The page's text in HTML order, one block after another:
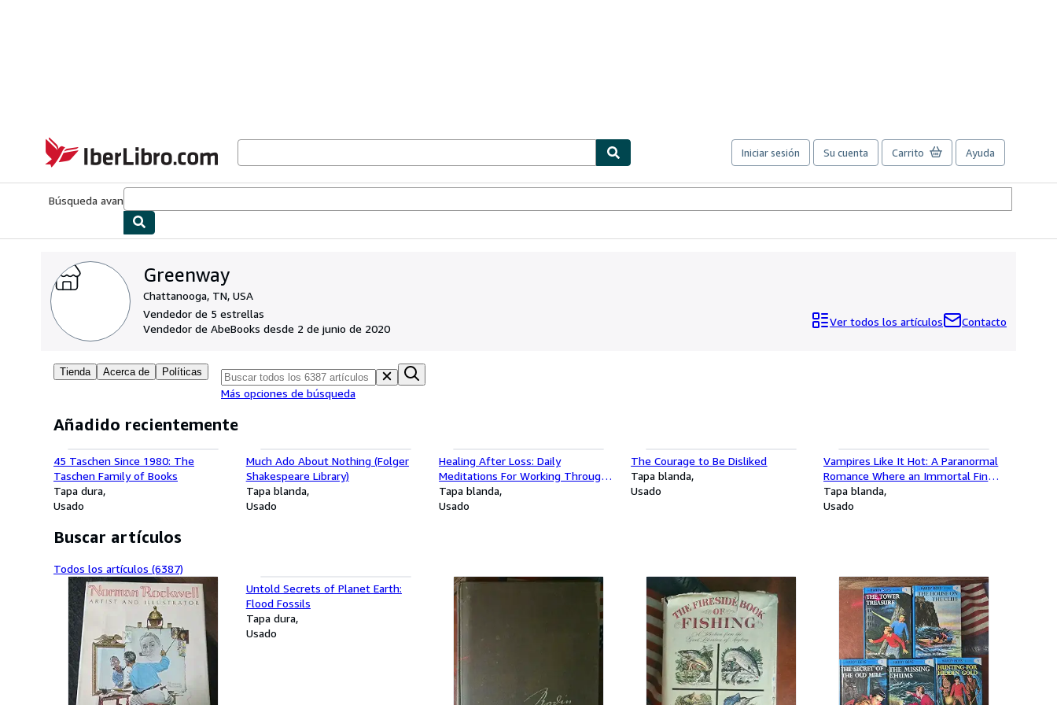
IberLibro.com
Iniciar sesión Su cuenta Carrito Ayuda
Búsqueda avanzada
Greenway
Chattanooga, TN, USA
Vendedor de 5 estrellas
Vendedor de AbeBooks desde 2 de junio de 2020
Ver todos los artículos Contacto
Tienda Acerca de Políticas
Más opciones de búsqueda
Añadido recientemente
45 Taschen Since 1980: The
Taschen Family of Books
Tapa dura
Usado
Much Ado About Nothing (Folger
Shakespeare Library)
Tapa blanda
Usado
Healing After Loss: Daily
Meditations For Working Through
Grief
Tapa blanda
Usado
The Courage to Be Disliked
Tapa blanda
Usado
Vampires Like It Hot: A Paranormal
Romance Where an Immortal Finds
His Life Mate on an Island Resort
(An Argeneau Novel, 28)
Tapa blanda
Usado
Buscar artículos
Todos los artículos (6387)
Untold Secrets of Planet Earth:
Flood Fossils
Tapa dura
Usado